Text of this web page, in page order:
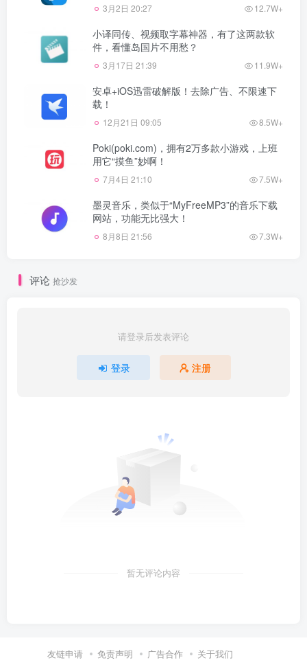
3月2日 20:27 12.7W+
小译同传、视频取字幕神器，有了这两款软
件，看懂岛国片不用愁？
3月17日 21:39 11.9W+
安卓+iOS迅雷破解版！去除广告、不限速下
载！
12月21日 09:05 8.5W+
Poki(poki.com)，拥有2万多款小游戏，上班
用它“摸鱼”妙啊！
7月4日 21:10 7.5W+
墨灵音乐，类似于“MyFreeMP3”的音乐下载
网站，功能无比强大！
8月8日 21:56 7.3W+
评论 抢沙发
请登录后发表评论
登录 注册
暂无评论内容
友链申请 免责声明 广告合作 关于我们